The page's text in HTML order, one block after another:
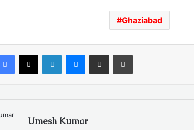
Ghaziabad
Facebook
X LinkedInMessenger
Share via Email Print
Umesh Kumar